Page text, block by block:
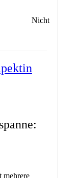
Nicht
mehrere